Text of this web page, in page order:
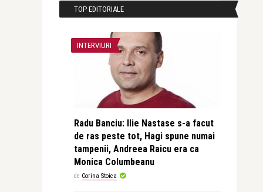
TOP EDITORIALE
INTERVIURI
Radu Banciu: Ilie Nastase s-a facut
de ras peste tot, Hagi spune numai
tampenii, Andreea Raicu era ca
Monica Columbeanu
de Corina Stoica